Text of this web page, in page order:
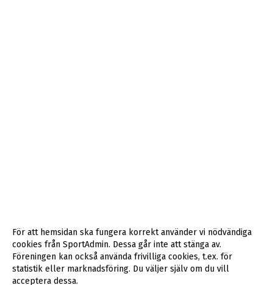
För att hemsidan ska fungera korrekt använder vi nödvändiga
cookies från SportAdmin. Dessa går inte att stänga av.
Föreningen kan också använda frivilliga cookies, t.ex. för
statistik eller marknadsföring. Du väljer själv om du vill
acceptera dessa.